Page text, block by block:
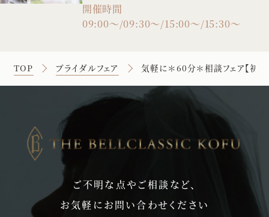
開催時間
09:00～/09:30～/15:00～/15:30～
TOP ブライダルフェア 気軽に＊60分＊相談フェア【初
ご不明な点やご相談など、
お気軽にお問い合わせください